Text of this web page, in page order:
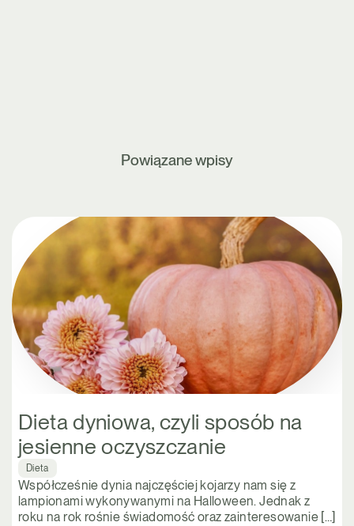
Powiązane wpisy
Dieta dyniowa, czyli sposób na
jesienne oczyszczanie
Dieta
Współcześnie dynia najczęściej kojarzy nam się z
lampionami wykonywanymi na Halloween. Jednak z
roku na rok rośnie świadomość oraz zainteresowanie […]